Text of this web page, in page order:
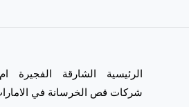
الرئيسية الشارقة الفجيرة
شركات قص الخرسانة في